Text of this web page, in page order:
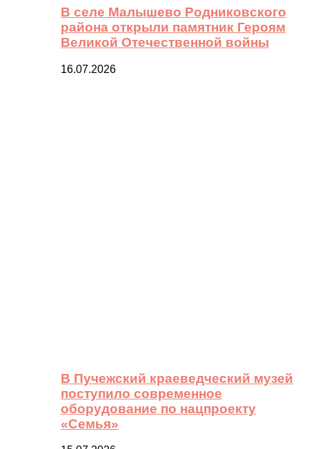
В селе Малышево Родниковского
района открыли памятник Героям
Великой Отечественной войны
16.07.2026
В Пучежский краеведческий музей
поступило современное
оборудование по нацпроекту
«Семья»